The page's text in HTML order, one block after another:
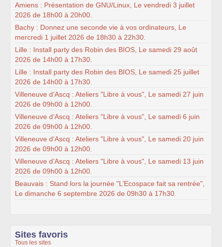
Amiens : Présentation de GNU/Linux, Le vendredi 3 juillet
2026 de 18h00 à 20h00.
Bachy : Donnez une seconde vie à vos ordinateurs, Le
mercredi 1 juillet 2026 de 18h30 à 22h30.
Lille : Install party des Robin des BIOS, Le samedi 29 août
2026 de 14h00 à 17h30.
Lille : Install party des Robin des BIOS, Le samedi 25 juillet
2026 de 14h00 à 17h30.
Villeneuve d’Ascq : Ateliers "Libre à vous", Le samedi 27 juin
2026 de 09h00 à 12h00.
Villeneuve d’Ascq : Ateliers "Libre à vous", Le samedi 6 juin
2026 de 09h00 à 12h00.
Villeneuve d’Ascq : Ateliers "Libre à vous", Le samedi 20 juin
2026 de 09h00 à 12h00.
Villeneuve d’Ascq : Ateliers "Libre à vous", Le samedi 13 juin
2026 de 09h00 à 12h00.
Beauvais : Stand lors la journée "L’Ecospace fait sa rentrée",
Le dimanche 6 septembre 2026 de 09h30 à 17h30.
Sites favoris
Tous les sites